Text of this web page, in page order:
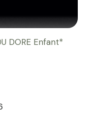
DORE Enfant*